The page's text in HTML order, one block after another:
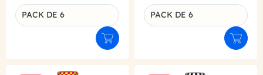
Déclinaison du produit
PACK DE 6
Ajouter au panier
Déclinaison du produit
PACK DE 6